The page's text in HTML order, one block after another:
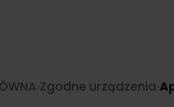
›Zgodne urządzenia